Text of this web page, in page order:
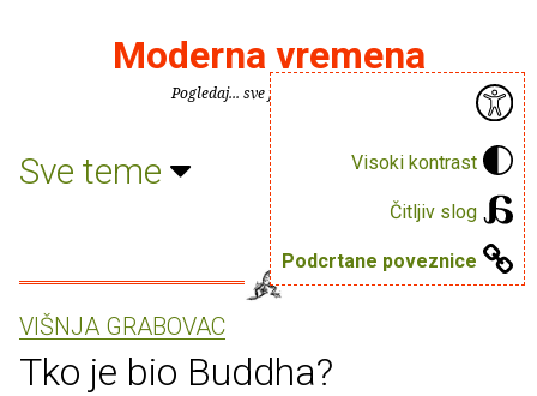
Visoki kontrast
Čitljiv slog
Podcrtane poveznice
Moderna vremena
Pogledaj... sve je puno knjiga.
Sve teme
VIŠNJA GRABOVAC
Tko je bio Buddha?